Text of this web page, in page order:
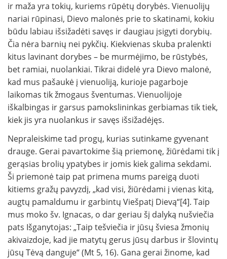
ir maža yra tokių, kuriems rūpėtų dorybės. Vienuolijų
nariai rūpi­nasi, Dievo malonės prie to skatinami, kokiu
būdu labiau išsižadėti savęs ir daugiau įsigyti dorybių.
Čia nėra barnių nei pykčių. Kiekvienas skuba pralenkti
kitus lavinant dorybes – be murmėjimo, be rūstybės,
bet ramiai, nuolankiai. Tikrai didelė yra Dievo malonė,
kad mus pašaukė į vienuoliją, kurioje pagarboje
laikomas tik žmogaus šventumas. Vienuolijoje
iškalbingas ir garsus pamokslininkas gerbiamas tik tiek,
kiek jis yra nuolankus ir savęs išsižadėjęs.
Nepraleiskime tad progų, kurias sutinkame gyvenant
drauge. Gerai pavartokime šią priemonę, žiūrėdami tik į
gerąsias brolių ypa­tybes ir jomis kiek galima sekdami.
Ši priemonė taip pat primena mums pareigą duoti
kitiems gražų pavyzdį, „kad visi, žiūrėdami į vienas kitą,
augtų pamaldumu ir garbintų Viešpatį Dievą“[4]. Taip
mus moko šv. Ignacas, o dar geriau šį dalyką nušviečia
pats Išganytojas: „Taip tešviečia ir jūsų šviesa žmonių
akivaizdoje, kad jie matytų gerus jūsų darbus ir šlovintų
jūsų Tė­vą danguje“ (Mt 5, 16). Gana gerai žinome, kad